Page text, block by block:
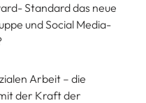
Standard das neue
und Social Media-
Arbeit – die
der Kraft der